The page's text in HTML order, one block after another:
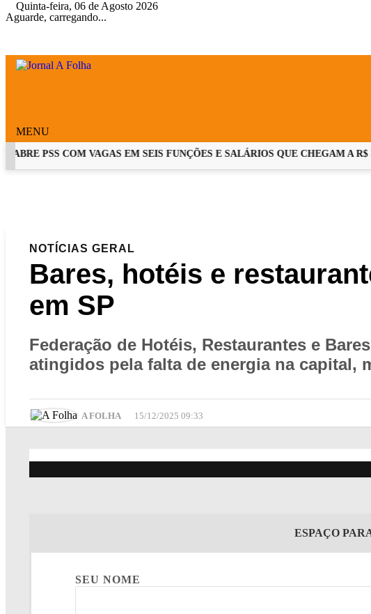
Aguarde, carregando...
Quinta-feira, 06 de Agosto 2026
MENU
PSS COM VAGAS EM SEIS FUNÇÕES E SALÁRIOS QUE CHEGAM A R$ 3,8
NOTÍCIAS GERAL
Bares, hotéis e
em SP
Federação de Hotéis, Restaurantes e
atingidos pela falta de energia na capital,
A FOLHA 15/12/2025 09:33
ESPAÇO
SEU NOME